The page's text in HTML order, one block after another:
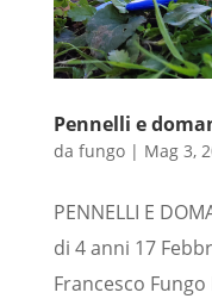
Pennelli e
da fungo| Mag 3,
PENNELLI E
di 4 anni 17
Francesco